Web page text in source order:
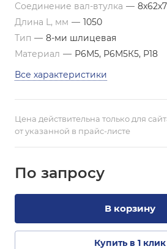
Соединение вал-втулка —
Длина L, мм — 1050
Тип — 8-ми шлицевая
Материал — Р6М5, Р6М5К5, Р18
Все характеристики
Цена действительна только для
от указанной в прайс-листе
По запросу
В корзину
Купить в 1 клик